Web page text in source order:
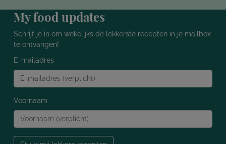
My food updates
Schrijf je in om wekelijks de lekkerste recepten in je mailbox
te ontvangen!
E-mailadres
Voornaam